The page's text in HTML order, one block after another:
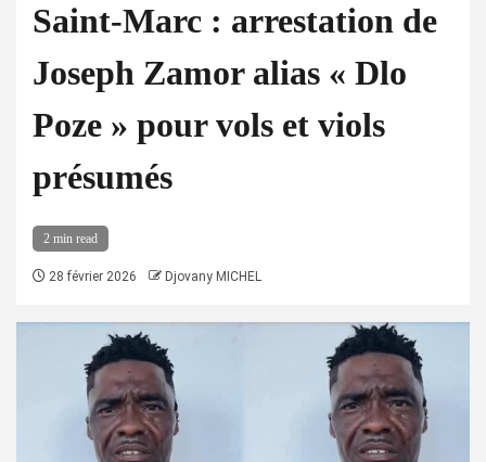
Saint-Marc : arrestation de
Joseph Zamor alias « Dlo
Poze » pour vols et viols
présumés
2 min read
28 février 2026 Djovany MICHEL